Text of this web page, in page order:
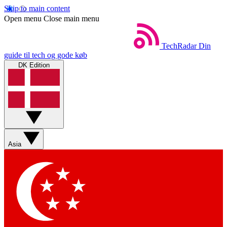
Skip to main content
Open menu Close main menu
TechRadar Din
guide til tech og gode køb
DK Edition
Asia